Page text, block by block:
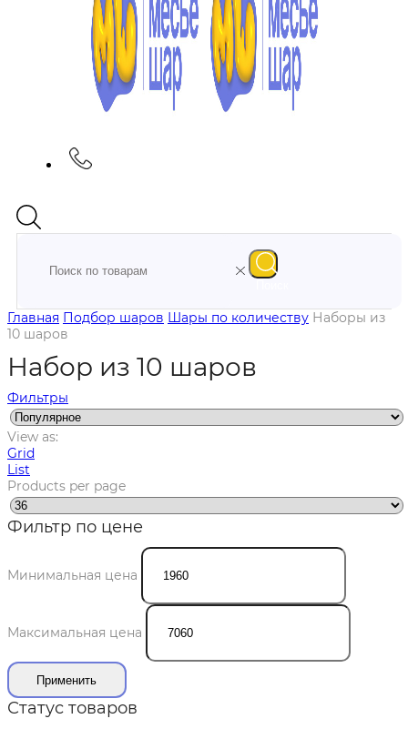
Главная Подбор шаров Шары по количеству Наборы из
10 шаров
Набор из 10 шаров
Фильтры
View as:
Grid
List
Products per page
Фильтр по цене
Минимальная цена
Максимальная цена
Применить
Статус товаров